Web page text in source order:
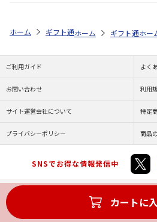
カートに
ホーム ギフト通販 フラワーギフト
ホーム ギフト通販ホー
ご利用ガイド よく
お問い合わせ 利用
サイト運営会社について 特定
プライバシーポリシー 商品
SNSでお得な情報発信中